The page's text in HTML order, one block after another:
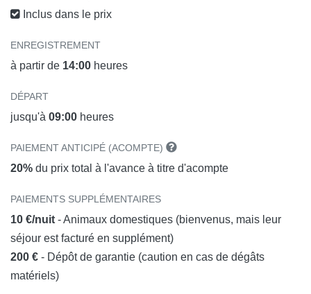
Inclus dans le prix
ENREGISTREMENT
à partir de 14:00 heures
DÉPART
jusqu'à 09:00 heures
PAIEMENT ANTICIPÉ (ACOMPTE)
20% du prix total à l'avance à titre d'acompte
PAIEMENTS SUPPLÉMENTAIRES
10 €/nuit - Animaux domestiques (bienvenus, mais leur
séjour est facturé en supplément)
200 € - Dépôt de garantie (caution en cas de dégâts
matériels)